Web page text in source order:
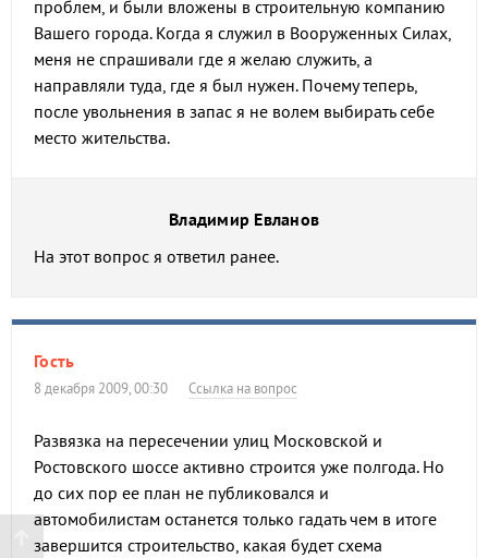
проблем, и были вложены в строительную компанию
Вашего города. Когда я служил в Вооруженных Силах,
меня не спрашивали где я желаю служить, а
направляли туда, где я был нужен. Почему теперь,
после увольнения в запас я не волем выбирать себе
место жительства.
Владимир Евланов
На этот вопрос я ответил ранее.
Гость
8 декабря 2009, 00:30 Ссылка на вопрос
Развязка на пересечении улиц Московской и
Ростовского шоссе активно строится уже полгода. Но
до сих пор ее план не публиковался и
автомобилистам останется только гадать чем в итоге
завершится строительство, какая будет схема